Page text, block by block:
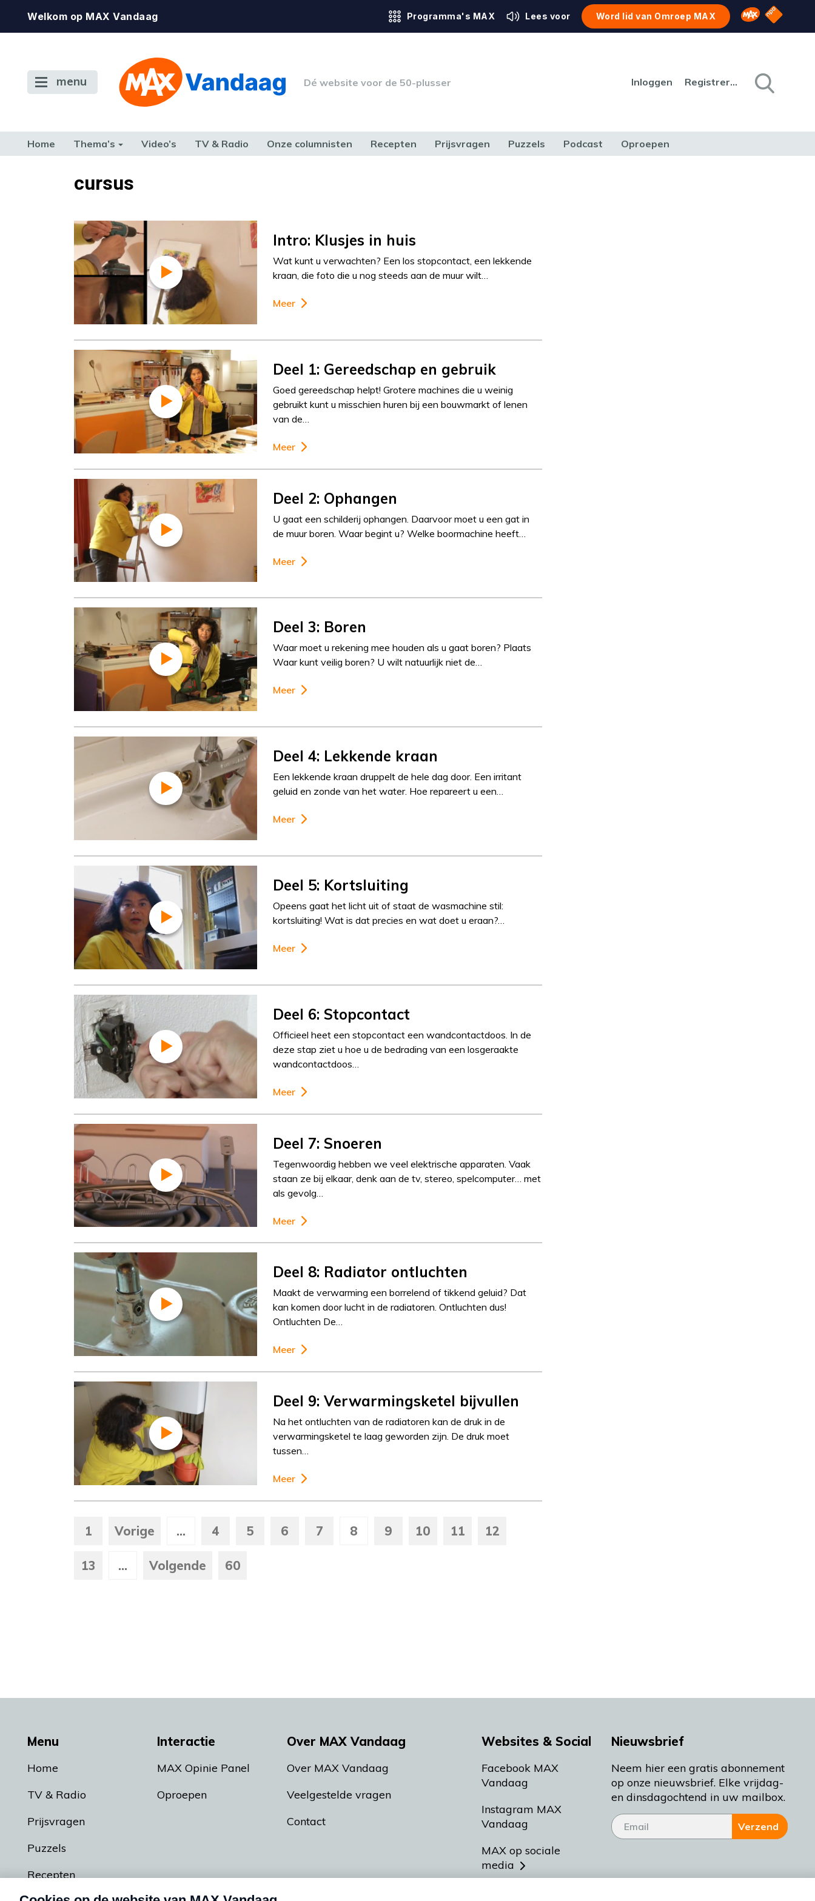
Welkom op MAX Vandaag Programma's MAX Lees voor Word lid van Omroep MAX Omroep MAX
NPO
menu Dé website voor de 50-plusser Inloggen Registreren
Home Thema’s Video’s TV & Radio Onze columnisten Recepten Prijsvragen Puzzels Podcast Oproepen
TERUG NAAR TOENcursus
Intro: Klusjes in huis
Wat kunt u verwachten? Een los stopcontact, een lekkende
kraan, die foto die u nog steeds aan de muur wilt…
Meer
Deel 1: Gereedschap en gebruik
Goed gereedschap helpt! Grotere machines die u weinig
gebruikt kunt u misschien huren bij een bouwmarkt of lenen
van de…
Meer
Deel 2: Ophangen
U gaat een schilderij ophangen. Daarvoor moet u een gat in
de muur boren. Waar begint u? Welke boormachine heeft…
Meer
Deel 3: Boren
Waar moet u rekening mee houden als u gaat boren? Plaats
Waar kunt veilig boren? U wilt natuurlijk niet de…
Meer
Deel 4: Lekkende kraan
Een lekkende kraan druppelt de hele dag door. Een irritant
geluid en zonde van het water. Hoe repareert u een…
Meer
Deel 5: Kortsluiting
Opeens gaat het licht uit of staat de wasmachine stil:
kortsluiting! Wat is dat precies en wat doet u eraan?…
Meer
Deel 6: Stopcontact
Officieel heet een stopcontact een wandcontactdoos. In de
deze stap ziet u hoe u de bedrading van een losgeraakte
wandcontactdoos…
Meer
Deel 7: Snoeren
Tegenwoordig hebben we veel elektrische apparaten. Vaak
staan ze bij elkaar, denk aan de tv, stereo, spelcomputer… met
als gevolg…
Meer
Deel 8: Radiator ontluchten
Maakt de verwarming een borrelend of tikkend geluid? Dat
kan komen door lucht in de radiatoren. Ontluchten dus!
Ontluchten De…
Meer
Deel 9: Verwarmingsketel bijvullen
Na het ontluchten van de radiatoren kan de druk in de
verwarmingsketel te laag geworden zijn. De druk moet
tussen…
Meer
1 Vorige ... 4 5 6 7 8 9 10 11 12
13 ... Volgende 60
Menu
Home
TV & Radio
Prijsvragen
Puzzels
Recepten
Interactie
MAX Opinie Panel
Oproepen
Over MAX Vandaag
Over MAX Vandaag
Veelgestelde vragen
Contact
Websites & Social
Facebook MAX
Vandaag
Instagram MAX
Vandaag
MAX op sociale
media
Nieuwsbrief
Neem hier een gratis abonnement
op onze nieuwsbrief. Elke vrijdag-
en dinsdagochtend in uw mailbox.
Verzend